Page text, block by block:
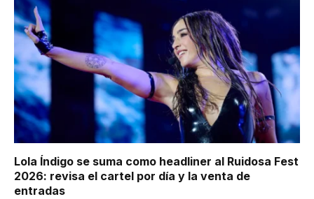
Lola Índigo se suma como headliner al Ruidosa Fest
2026: revisa el cartel por día y la venta de
entradas